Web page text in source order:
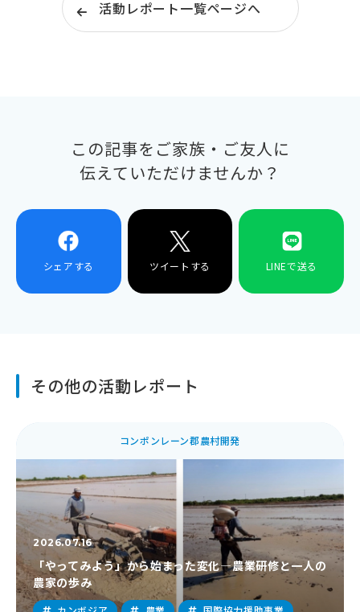
活動レポート一覧ページへ
この記事をご家族・ご友人に
伝えていただけませんか？
シェアする ツイートする LINEで送る
その他の活動レポート
コンポンレーン郡農村開発
2026.07.16
「やってみよう」から始まった変化―農業研修と一人の
農家の歩み